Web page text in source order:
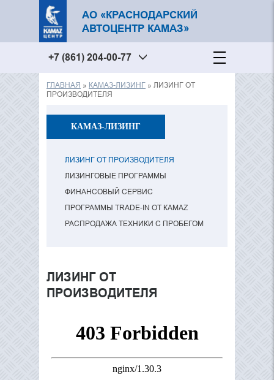
+7 (861) 204-00-77
АО «КРАСНОДАРСКИЙ
АВТОЦЕНТР КАМАЗ»
Вы здесь
ГЛАВНАЯ » КАМАЗ-ЛИЗИНГ » ЛИЗИНГ ОТ
ПРОИЗВОДИТЕЛЯ
КАМАЗ-ЛИЗИНГ
ЛИЗИНГ ОТ ПРОИЗВОДИТЕЛЯ
ЛИЗИНГОВЫЕ ПРОГРАММЫ
ФИНАНСОВЫЙ СЕРВИС
ПРОГРАММЫ TRADE-IN ОТ КАМАZ
РАСПРОДАЖА ТЕХНИКИ С ПРОБЕГОМ
ЛИЗИНГ ОТ
ПРОИЗВОДИТЕЛЯ